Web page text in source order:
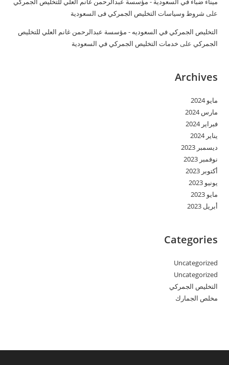
على شروط وسياسات التخليص الجمركي فى السعودية
التخليص الجمركي في السعوديه - مؤسسة عبدالرحمن غانم العلي للتخليص
الجمركي على خدمات التخليص الجمركي في السعودية
Archives
مايو 2024
مارس 2024
فبراير 2024
يناير 2024
ديسمبر 2023
نوفمبر 2023
أكتوبر 2023
يونيو 2023
مايو 2023
أبريل 2023
Categories
Uncategorized
Uncategorized
التخليص الجمركي
مخلص الجمارك